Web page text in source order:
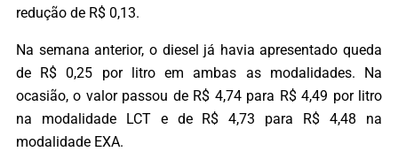
redução de R$ 0,13.
Na semana anterior, o diesel já havia apresentado queda
de R$ 0,25 por litro em ambas as modalidades. Na
ocasião, o valor passou de R$ 4,74 para R$ 4,49 por litro
na modalidade LCT e de R$ 4,73 para R$ 4,48 na
modalidade EXA.